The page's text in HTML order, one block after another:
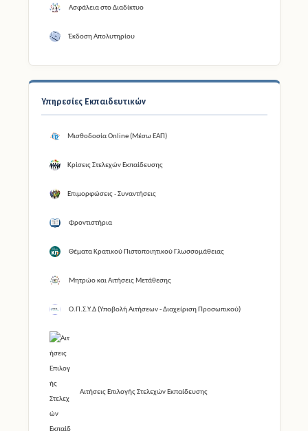
Ασφάλεια στο Διαδίκτυο
Έκδοση Απολυτηρίου
Υπηρεσίες Εκπαιδευτικών
Μισθοδοσία Online (Μέσω ΕΑΠ)
Κρίσεις Στελεχών Εκπαίδευσης
Επιμορφώσεις - Συναντήσεις
Φροντιστήρια
Θέματα Κρατικού Πιστοποιητικού Γλωσσομάθειας
Μητρώο και Αιτήσεις Μετάθεσης
Ο.Π.Σ.Υ.Δ (Υποβολή Αιτήσεων - Διαχείριση Προσωπικού)
Αιτήσεις Επιλογής Στελεχών Εκπαίδευσης